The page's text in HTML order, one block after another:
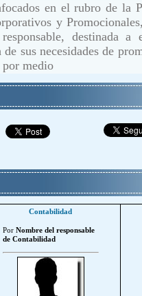
en el rubro de la
y
destinada
de sus necesidades de
medio
Contabilidad
Por Nombre del responsable
de Contabilidad